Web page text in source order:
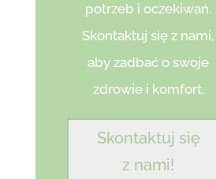
potrzeb i oczekiwań.
Skontaktuj się z nami,
aby zadbać o swoje
zdrowie i komfort.
Skontaktuj się
z nami!